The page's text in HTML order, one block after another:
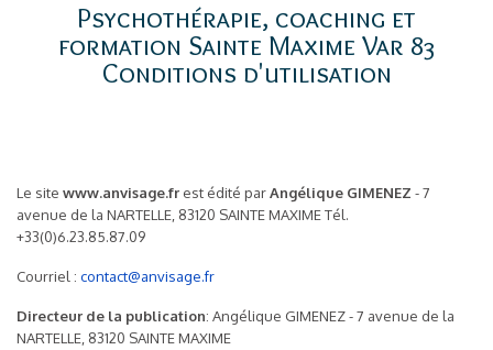
Psychothérapie, coaching et
formation Sainte Maxime Var 83
Conditions d'utilisation
Le site www.anvisage.fr est édité parAngélique GIMENEZ - 7
avenue de la NARTELLE, 83120 SAINTE MAXIME Tél.
+33(0)6.23.85.87.09
Courriel : contact@anvisage.fr
Directeur de la publication: Angélique GIMENEZ - 7 avenue de la
NARTELLE, 83120 SAINTE MAXIME